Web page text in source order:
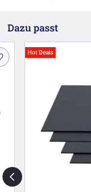
Dazu passt
Hot Deals